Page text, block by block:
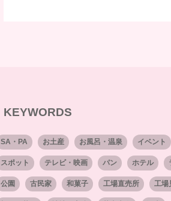
KEYWORDS
SA・PA お土産 お風呂・温泉 イベント
スポット テレビ・映画 パン ホテル
公園 古民家 和菓子 工場直売所 工場